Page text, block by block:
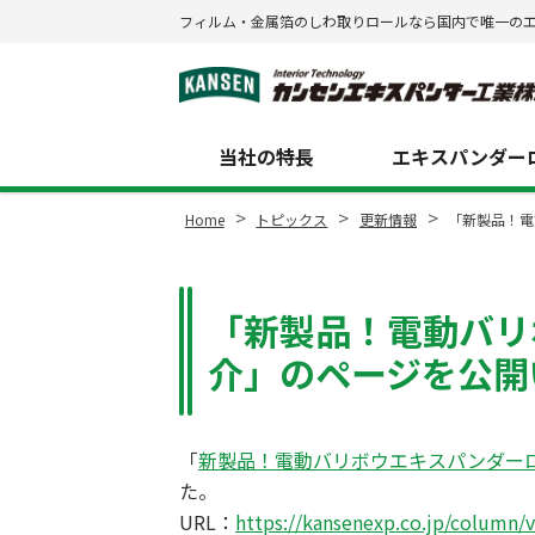
フィルム・金属箔のしわ取りロールなら国内で唯一の
当社の特長 エキスパンダー
Home > トピックス > 更新情報 > 「新製品！
「新製品！電動バ
介」のページを公
「新製品！電動バリボウエキスパンダー
た。
URL： https://kansenexp.co.jp/column/